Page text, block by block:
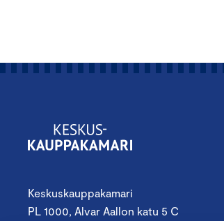
Keskuskauppakamari
PL 1000, Alvar Aallon katu 5 C